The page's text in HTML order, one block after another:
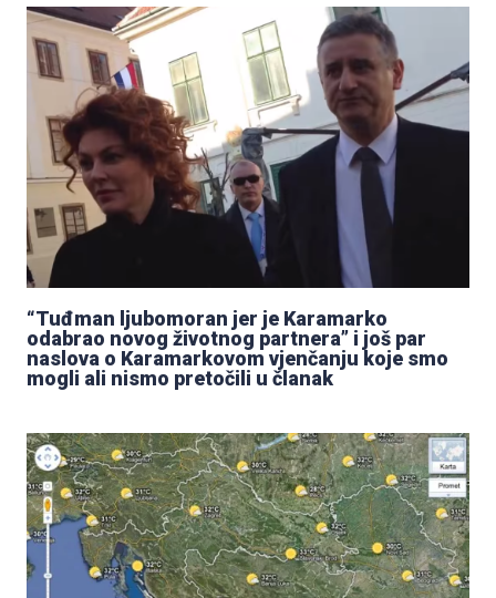
“Tuđman ljubomoran jer je Karamarko
odabrao novog životnog partnera” i još par
naslova o Karamarkovom vjenčanju koje smo
mogli ali nismo pretočili u članak